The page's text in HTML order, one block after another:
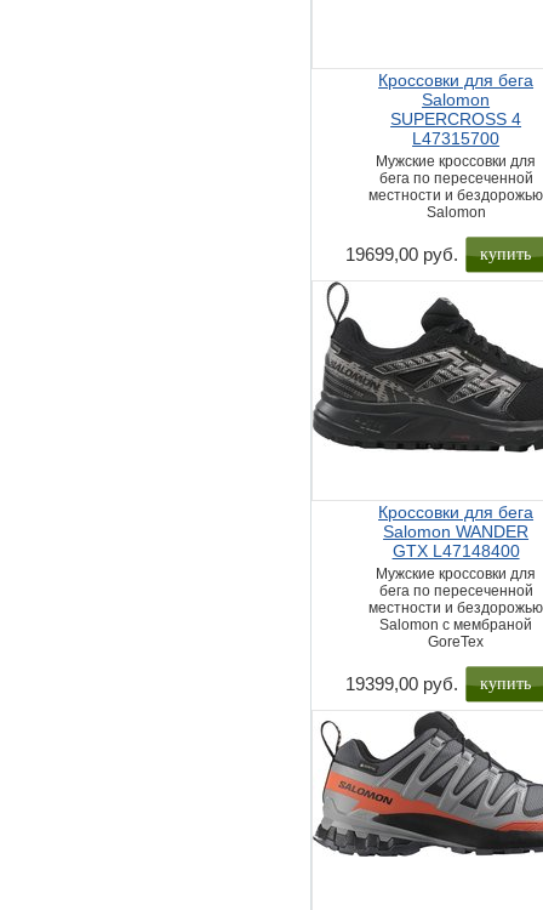
Кроссовки для бега
Salomon
SUPERCROSS 4
L47315700
Мужские кроссовки для
бега по пересеченной
местности и бездорожью
Salomon
19699,00 руб. купить
Кроссовки для бега
Salomon WANDER
GTX L47148400
Мужские кроссовки для
бега по пересеченной
местности и бездорожью
Salomon с мембраной
GoreTex
19399,00 руб. купить